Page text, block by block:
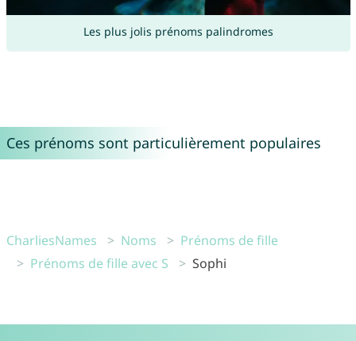
Les plus jolis prénoms palindromes
Ces prénoms sont particulièrement populaires
CharliesNames Noms
Prénoms de fille
Prénoms de fille avec S
Sophi